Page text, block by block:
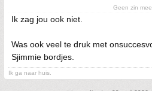
Geen zin
Ik zag jou ook niet.
Was ook veel te druk met
Sjimmie bordjes.
Ik ga naar huis.